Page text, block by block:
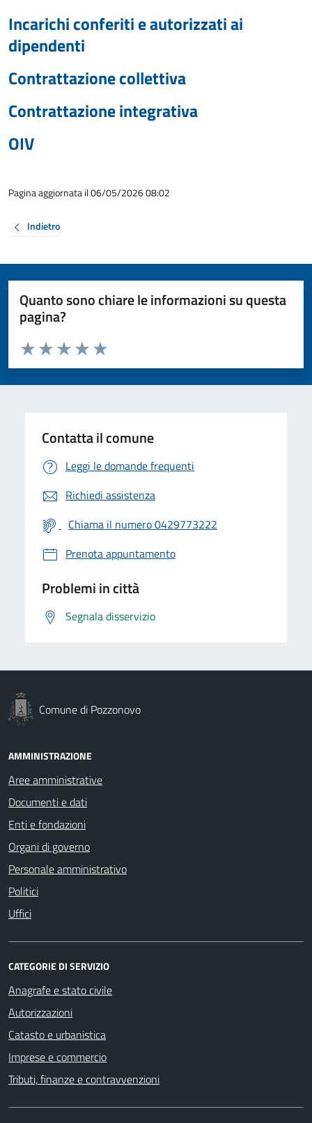
Incarichi conferiti e autorizzati ai
dipendenti
Contrattazione collettiva
Contrattazione integrativa
OIV
Pagina aggiornata il 06/05/2026 08:02
Indietro
Quanto sono chiare le informazioni su questa
pagina?
Valuta da 1 a 5 stelle la pagina
Valuta 5 stelle su 5
Valuta 4 stelle su 5
Valuta 3 stelle su 5
Valuta 2 stelle su 5
Valuta 1 stelle su 5
Contatta il comune
Leggi le domande frequenti
Richiedi assistenza
Chiama il numero 0429773222
Prenota appuntamento
Problemi in città
Segnala disservizio
Comune di Pozzonovo
AMMINISTRAZIONE
Aree amministrative
Documenti e dati
Enti e fondazioni
Organi di governo
Personale amministrativo
Politici
Uffici
CATEGORIE DI SERVIZIO
Anagrafe e stato civile
Autorizzazioni
Catasto e urbanistica
Imprese e commercio
Tributi, finanze e contravvenzioni